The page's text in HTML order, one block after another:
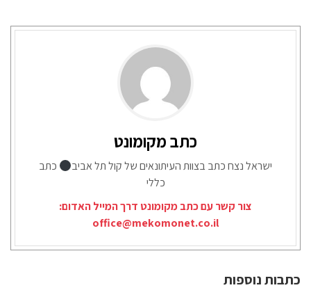
כתב מקומונט
ישראל נצח כתב בצוות העיתונאים של קול תל אביב
כתב
כללי
צור קשר עם כתב מקומונט דרך המייל האדום:
office@mekomonet.co.il
כתבות נוספות